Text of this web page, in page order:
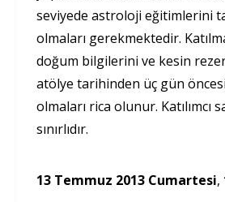
seviyede astroloji eğitimlerini
olmaları gerekmektedir.
doğum bilgilerini ve kesin
atölye tarihinden üç gün
olmaları rica olunur. Katılımcı
sınırlıdır.
13 Temmuz 2013 Cumartesi,